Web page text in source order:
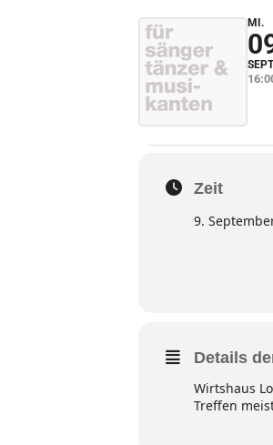
MI.
Zeit
9.
Details
Wirtshaus
Treffen